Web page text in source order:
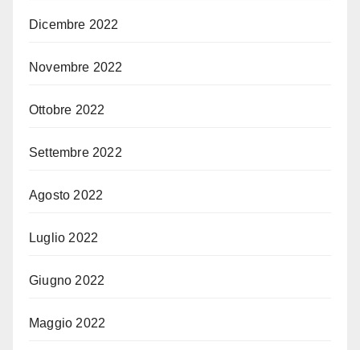
Dicembre 2022
Novembre 2022
Ottobre 2022
Settembre 2022
Agosto 2022
Luglio 2022
Giugno 2022
Maggio 2022